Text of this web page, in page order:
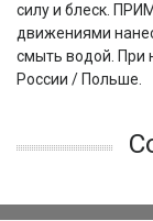
силу и блеск.
движениями
смыть водой. При
России / Польше.